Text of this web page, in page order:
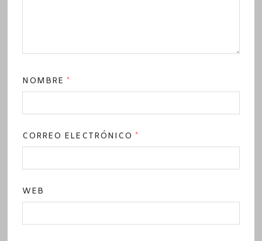
NOMBRE*
CORREO ELECTRÓNICO*
WEB